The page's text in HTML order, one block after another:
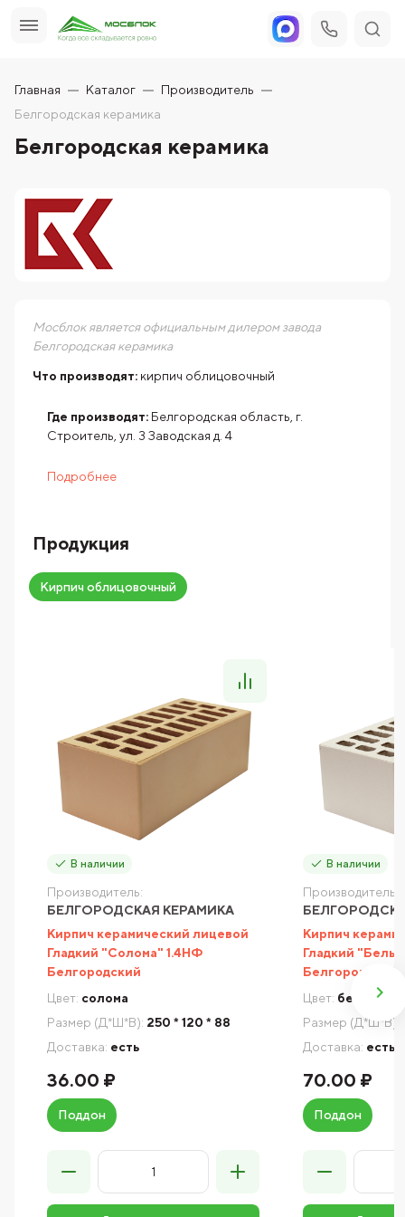
Главная Каталог
Производитель
Белгородская керамика
Белгородская керамика
Мосблок является официальным дилером завода
Белгородская керамика
Что производят: кирпич облицовочный
Где производят: Белгородская область, г.
Строитель, ул. 3 Заводская д. 4
Подробнее
Продукция
Кирпич облицовочный
В наличии
Производитель:
БЕЛГОРОДСКАЯ КЕРАМИКА
Кирпич керамический лицевой
Гладкий "Солома" 1.4НФ
Белгородский
Цвет: солома
Размер (Д*Ш*В): 250 * 120 * 88
Доставка: есть
36.00 ₽
Поддон
В наличии
Производитель:
Кирпич
Гладкий
Белгородский
Цвет: белый
Размер (Д*Ш*В):
Доставка: есть
70.00 ₽
Поддон